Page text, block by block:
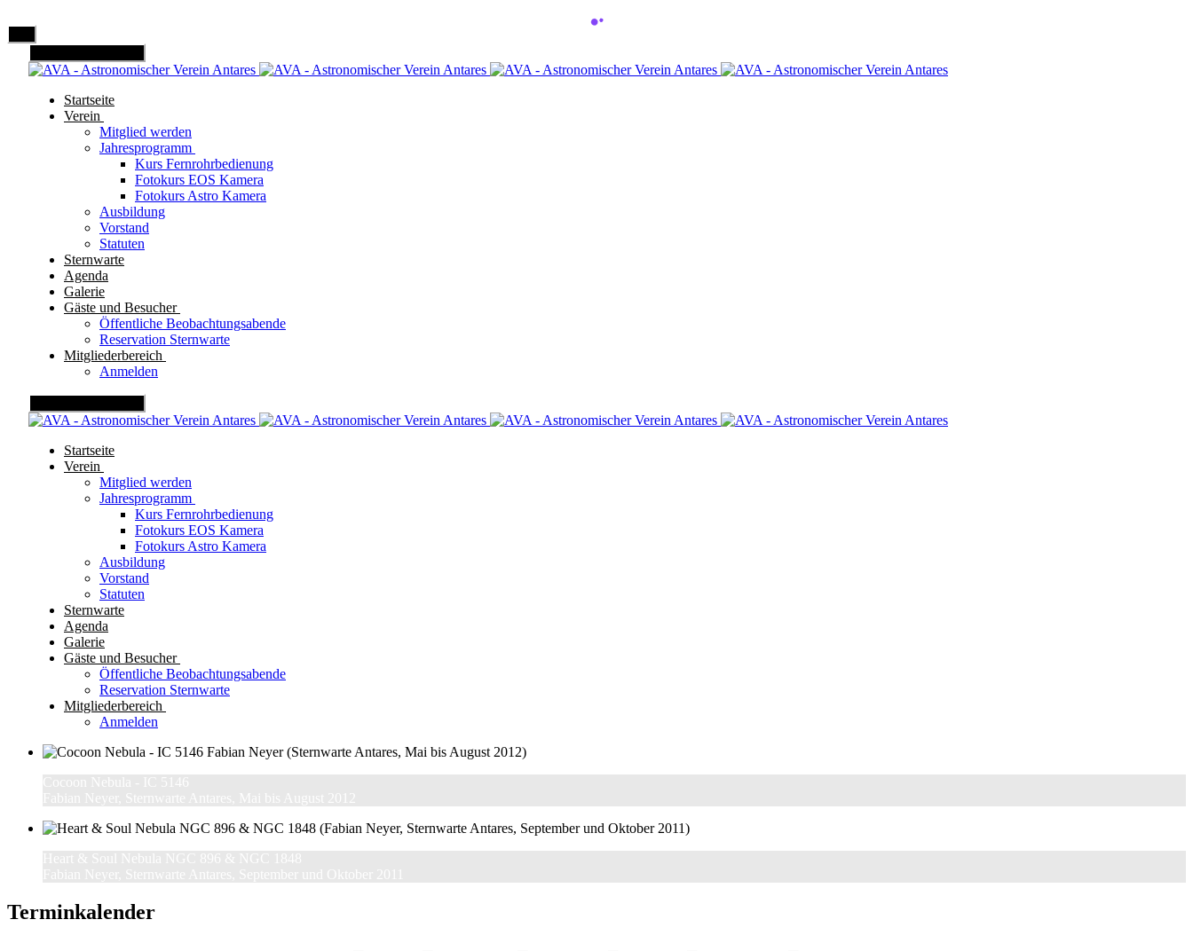
Startseite
Verein
Mitglied werden
Jahresprogramm
Kurs Fernrohrbedienung
Fotokurs EOS Kamera
Fotokurs Astro Kamera
Ausbildung
Vorstand
Statuten
Sternwarte
Agenda
Galerie
Gäste und Besucher
Öffentliche Beobachtungsabende
Reservation Sternwarte
Mitgliederbereich
Anmelden
Startseite
Verein
Mitglied werden
Jahresprogramm
Kurs Fernrohrbedienung
Fotokurs EOS Kamera
Fotokurs Astro Kamera
Ausbildung
Vorstand
Statuten
Sternwarte
Agenda
Galerie
Gäste und Besucher
Öffentliche Beobachtungsabende
Reservation Sternwarte
Mitgliederbereich
Anmelden
Terminkalender